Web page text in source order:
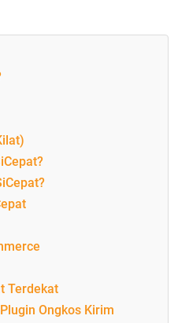
Terdekat
Ongkos Kirim